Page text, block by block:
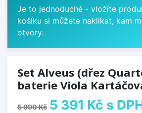
Je to jednoduché - vložíte
košíku si můžete naklikat, kam
otvory.
Set Alveus (dřez
baterie Viola
5 990 Kč 5 391 Kč s